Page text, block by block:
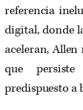
referencia
digital, donde
aceleran,
que
predispuesto a